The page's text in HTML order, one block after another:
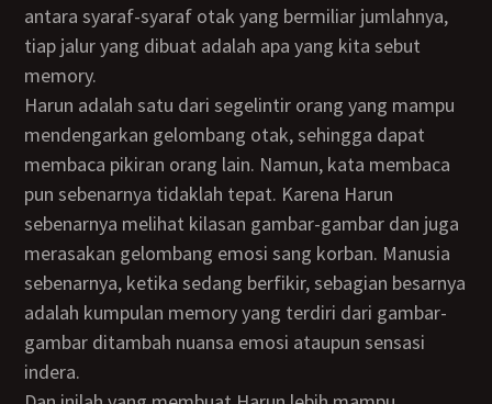
antara syaraf-syaraf otak yang bermiliar jumlahnya,
tiap jalur yang dibuat adalah apa yang kita sebut
memory.
Harun adalah satu dari segelintir orang yang mampu
mendengarkan gelombang otak, sehingga dapat
membaca pikiran orang lain. Namun, kata membaca
pun sebenarnya tidaklah tepat. Karena Harun
sebenarnya melihat kilasan gambar-gambar dan juga
merasakan gelombang emosi sang korban. Manusia
sebenarnya, ketika sedang berfikir, sebagian besarnya
adalah kumpulan memory yang terdiri dari gambar-
gambar ditambah nuansa emosi ataupun sensasi
indera.